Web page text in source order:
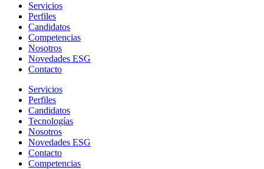
Servicios
Perfiles
Candidatos
Competencias
Nosotros
Novedades ESG
Contacto
Servicios
Perfiles
Candidatos
Tecnologías
Nosotros
Novedades ESG
Contacto
Competencias